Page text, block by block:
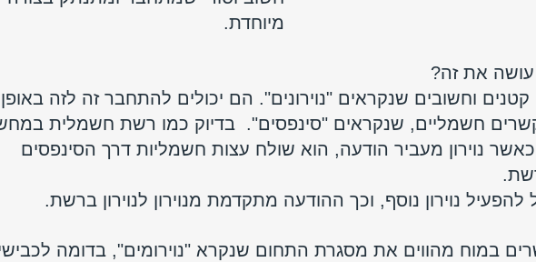
מיוחדת.
את זה?
וחשובים שנקראים "נוירונים". הם יכולים להתחבר זה לזה באופן
חשמליים, שנקראים "סינפסים".  בדיוק כמו רשת חשמלית
נוירון מעביר הודעה, הוא שולח עצות חשמליות דרך הסינפסים
להפעיל נוירון נוסף, וכך ההודעה מתקדמת מנוירון לנוירון ברשת.
במוח מהווים את מסגרת התחום שנקרא "נוירומים", בדומה